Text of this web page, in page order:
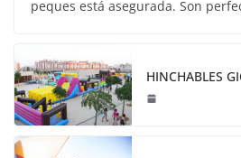
peques está asegurada. Son
HINCHABLES